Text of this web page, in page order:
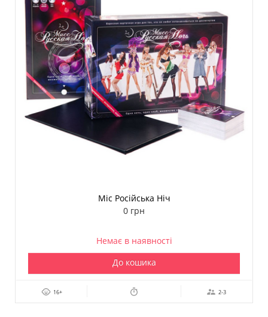
Міс Російська Ніч
0 грн
Немає в наявності
До кошика
16+ 2-3